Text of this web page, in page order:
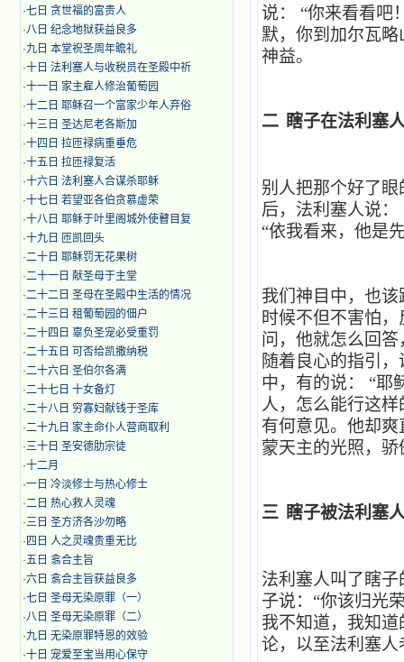
·七日 贪世福的富贵人
·八日 纪念地狱获益良多
·九日 本堂祝圣周年瞻礼
·十日 法利塞人与收税员在圣殿中祈
·十一日 家主雇人修治葡萄园
·十二日 耶稣召一个富家少年人弃俗
·十三日 圣达尼老各斯加
·十四日 拉匝禄病重垂危
·十五日 拉匝禄复活
·十六日 法利塞人合谋杀耶稣
·十七日 若望亚各伯贪慕虚荣
·十八日 耶稣于叶里阁城外使瞽目复
·十九日 匝凯回头
·二十日 耶稣罚无花果树
·二十一日 献圣母于主堂
·二十二日 圣母在圣殿中生活的情况
·二十三日 租葡萄园的佃户
·二十四日 辜负圣宠必受重罚
·二十五日 可否给凯撒纳税
·二十六日 圣伯尔各满
·二十七日 十女备灯
·二十八日 穷寡妇献钱于圣库
·二十九日 家主命仆人营商取利
·三十日 圣安德肋宗徒
·十二月
·​一日 冷淡修士与热心修士
·二日 热心救人灵魂
·三日 圣方济各沙勿略
· 四日 人之灵魂贵重无比
·五日 翕合主旨
·六日 翕合主旨获益良多
·七日 圣母无染原罪（一）
·八日 圣母无染原罪（二）
·九日 无染原罪特恩的效验
·十日 宠爱至宝当用心保守
说：
“你来看看吧
默，你到加尔瓦
神益。
二 瞎子在法利塞
别人把那个好了
后，法利塞人说：
“依我看来，他是
我们神目中，也
时候不但不害怕
问，他就怎么回
随着良心的指引
中，有的说：
“耶
人，怎么能行这样
有何意见。他却爽
蒙天主的光照，
三 瞎子被法利塞
法利塞人叫了瞎
子说：“你该归光
我不知道，我知
论，以至法利塞